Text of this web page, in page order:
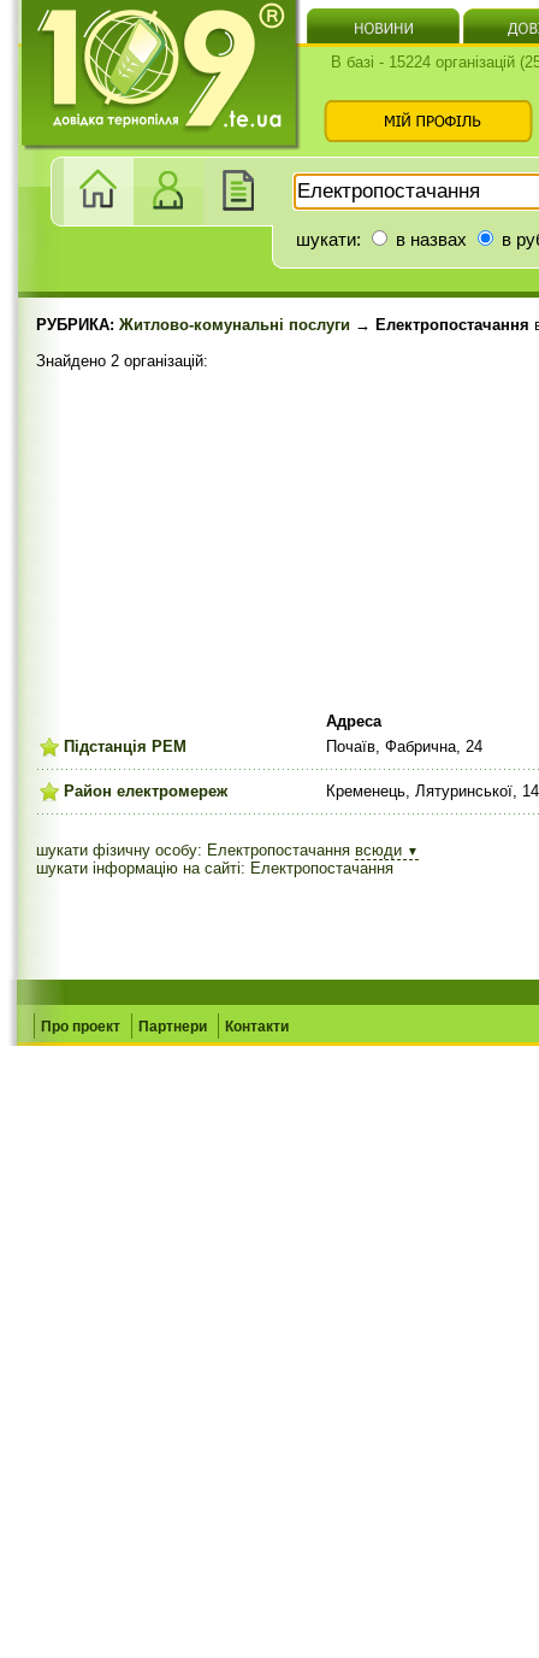
В базі - 15224 організацій
шукати: в назвах в
РУБРИКА: Житлово-комунальні послуги → Електропостачання
Знайдено 2 організацій:
Адреса
Підстанція РЕМ
Почаїв, Фабрична, 24
Район електромереж Кременець, Лятуринської, 14
шукати фізичну особу: Електропостачання всюди ▼
шукати інформацію на сайті: Електропостачання
Про проект Партнери Контакти